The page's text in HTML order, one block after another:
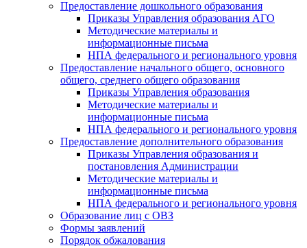
Предоставление дошкольного образования
Приказы Управления образования АГО
Методические материалы и
информационные письма
НПА федерального и регионального уровня
Предоставление начального общего, основного
общего, среднего общего образования
Приказы Управления образования
Методические материалы и
информационные письма
НПА федерального и регионального уровня
Предоставление дополнительного образования
Приказы Управления образования и
постановления Администрации
Методические материалы и
информационные письма
НПА федерального и регионального уровня
Образование лиц с ОВЗ
Формы заявлений
Порядок обжалования